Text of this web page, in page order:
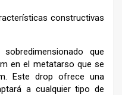
constructivas
que
en el metatarso que se
Este drop ofrece una
a cualquier tipo de